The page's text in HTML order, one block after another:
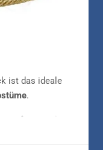
ist das ideale
.
Accessoire